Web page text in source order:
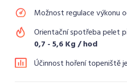
Možnost regulace výkonu
Orientační spotřeba pelet
0,7 - 5,6 Kg / hod
Účinnost hoření topeniště je